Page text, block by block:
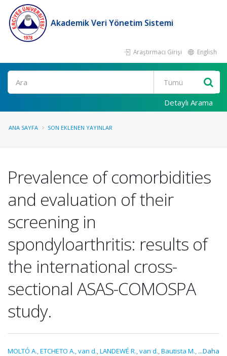
Akademik Veri Yönetim Sistemi
Araştırmacı Girişi English
Ara
Detaylı Arama
ANA SAYFA SON EKLENEN YAYINLAR
Prevalence of comorbidities
and evaluation of their
screening in
spondyloarthritis: results of
the international cross-
sectional ASAS-COMOSPA
study.
MOLTÓ A.,ETCHETO A.,van d.,LANDEWÉ R.,van d.,Bautista M., ...Daha